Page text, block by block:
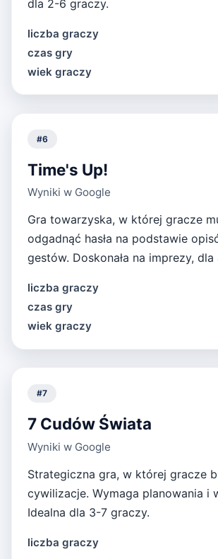
dla 2-6 graczy.
liczba graczy
czas gry
wiek graczy
#6
Time's Up!
Wyniki w Google
Gra towarzyska, w której gracze
odgadnąć hasła na podstawie
gestów. Doskonała na imprezy,
liczba graczy
czas gry
wiek graczy
#7
7 Cudów Świata
Wyniki w Google
Strategiczna gra, w której gracze
cywilizacje. Wymaga planowania i
Idealna dla 3-7 graczy.
liczba graczy